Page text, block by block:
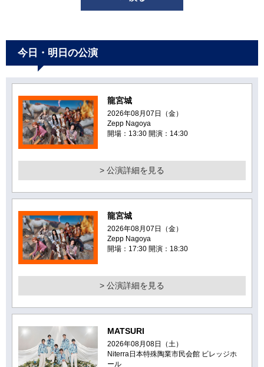
今日・明日の公演
龍宮城
2026年08月07日（金）
Zepp Nagoya
開場：13:30 開演：14:30
> 公演詳細を見る
龍宮城
2026年08月07日（金）
Zepp Nagoya
開場：17:30 開演：18:30
> 公演詳細を見る
MATSURI
2026年08月08日（土）
Niterra日本特殊陶業市民会館 ビレッジホ
ール